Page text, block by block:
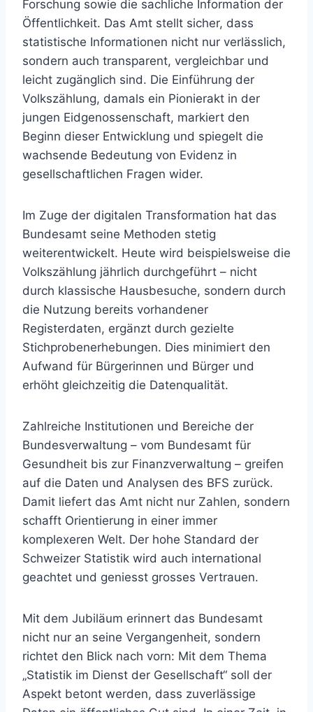
Forschung sowie die sachliche Information der
Öffentlichkeit. Das Amt stellt sicher, dass
statistische Informationen nicht nur verlässlich,
sondern auch transparent, vergleichbar und
leicht zugänglich sind. Die Einführung der
Volkszählung, damals ein Pionierakt in der
jungen Eidgenossenschaft, markiert den
Beginn dieser Entwicklung und spiegelt die
wachsende Bedeutung von Evidenz in
gesellschaftlichen Fragen wider.
Im Zuge der digitalen Transformation hat das
Bundesamt seine Methoden stetig
weiterentwickelt. Heute wird beispielsweise die
Volkszählung jährlich durchgeführt – nicht
durch klassische Hausbesuche, sondern durch
die Nutzung bereits vorhandener
Registerdaten, ergänzt durch gezielte
Stichprobenerhebungen. Dies minimiert den
Aufwand für Bürgerinnen und Bürger und
erhöht gleichzeitig die Datenqualität.
Zahlreiche Institutionen und Bereiche der
Bundesverwaltung – vom Bundesamt für
Gesundheit bis zur Finanzverwaltung – greifen
auf die Daten und Analysen des BFS zurück.
Damit liefert das Amt nicht nur Zahlen, sondern
schafft Orientierung in einer immer
komplexeren Welt. Der hohe Standard der
Schweizer Statistik wird auch international
geachtet und geniesst grosses Vertrauen.
Mit dem Jubiläum erinnert das Bundesamt
nicht nur an seine Vergangenheit, sondern
richtet den Blick nach vorn: Mit dem Thema
„Statistik im Dienst der Gesellschaft“ soll der
Aspekt betont werden, dass zuverlässige